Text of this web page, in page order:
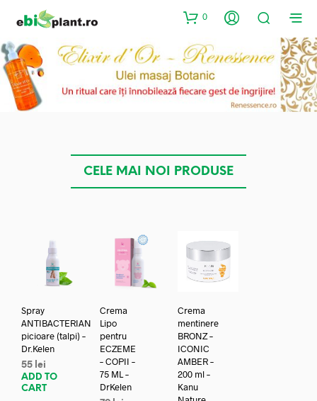
0
CELE MAI NOI PRODUSE
Spray
ANTIBACTERIAN
picioare (talpi) –
Dr.Kelen
55 lei
ADD TO
CART
Crema
Lipo
pentru
ECZEME
– COPII –
75 ML –
DrKelen
Crema
mentinere
BRONZ –
ICONIC
AMBER –
200 ml –
Kanu